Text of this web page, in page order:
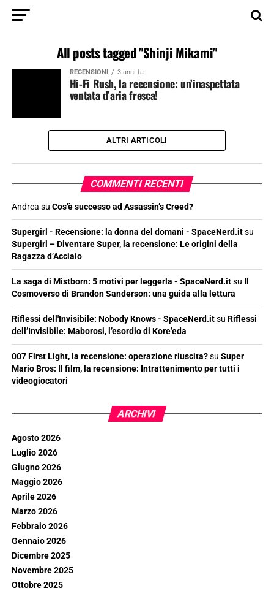
All posts tagged "Shinji Mikami"
RECENSIONI 3 anni fa
Hi-Fi Rush, la recensione: un’inaspettata
ventata d’aria fresca!
ALTRI ARTICOLI
COMMENTI RECENTI
Andrea su Cos’è successo ad Assassin’s Creed?
Supergirl - Recensione: la donna del domani - SpaceNerd.itsu
Supergirl – Diventare Super, la recensione: Le origini della
Ragazza d’Acciaio
La saga di Mistborn: 5 motivi per leggerla - SpaceNerd.itsu Il
Cosmoverso di Brandon Sanderson: una guida alla lettura
Riflessi dell'Invisibile: Nobody Knows - SpaceNerd.itsu Riflessi
dell’Invisibile: Maborosi, l’esordio di Kore’eda
007 First Light, la recensione: operazione riuscita?su Super
Mario Bros: Il film, la recensione: Intrattenimento per tutti i
videogiocatori
ARCHIVI
Agosto 2026
Luglio 2026
Giugno 2026
Maggio 2026
Aprile 2026
Marzo 2026
Febbraio 2026
Gennaio 2026
Dicembre 2025
Novembre 2025
Ottobre 2025